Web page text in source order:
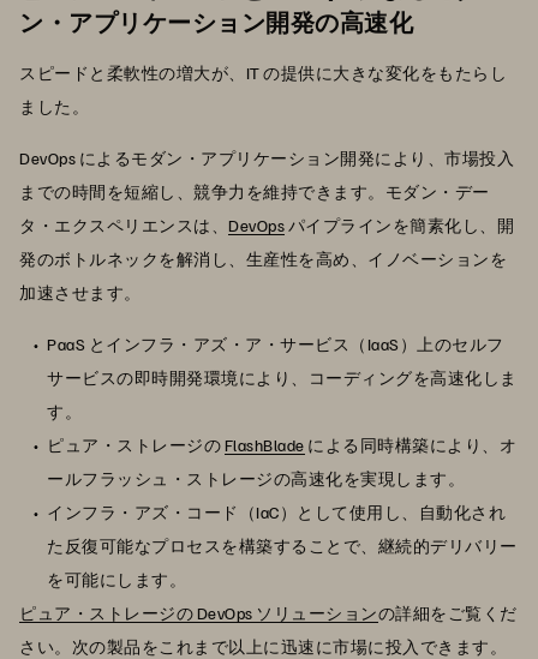
ン・アプリケーション開発の高速化
スピードと柔軟性の増大が、IT の提供に大きな変化をもたらし
ました。
DevOps によるモダン・アプリケーション開発により、市場投入
までの時間を短縮し、競争力を維持できます。モダン・デー
タ・エクスペリエンスは、 DevOpsパイプラインを簡素化し、開
発のボトルネックを解消し、生産性を高め、イノベーションを
加速させます。
PaaS とインフラ・アズ・ア・サービス（IaaS）上のセルフ
サービスの即時開発環境により、コーディングを高速化しま
す。
ピュア・ストレージのFlashBlade による同時構築により、オ
ールフラッシュ・ストレージの高速化を実現します。
インフラ・アズ・コード（IaC）として使用し、自動化され
た反復可能なプロセスを構築することで、継続的デリバリー
を可能にします。
ピュア・ストレージの DevOps ソリューションの詳細をご覧くだ
さい。次の製品をこれまで以上に迅速に市場に投入できます。